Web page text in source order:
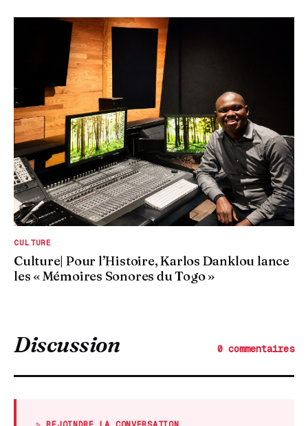
CULTURE
Culture| Pour l’Histoire, Karlos Danklou lance
les « Mémoires Sonores du Togo »
Discussion 0 commentaires